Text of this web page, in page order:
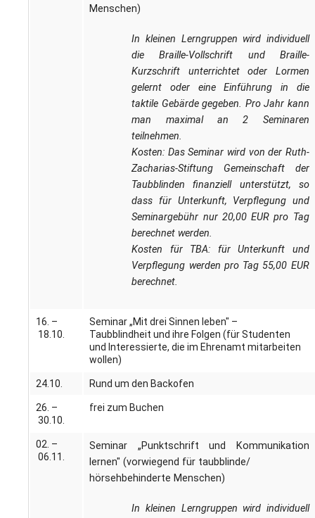
Menschen)
In kleinen Lerngruppen wird individuell
die Braille-Vollschrift und Braille-
Kurzschrift unterrichtet oder Lormen
gelernt oder eine Einführung in die
taktile Gebärde gegeben. Pro Jahr kann
man maximal an 2 Seminaren
teilnehmen.
Kosten: Das Seminar wird von der Ruth-
Zacharias-Stiftung Gemeinschaft der
Taubblinden finanziell unterstützt, so
dass für Unterkunft, Verpflegung und
Seminargebühr nur 20,00 EUR pro Tag
berechnet werden.
Kosten für TBA: für Unterkunft und
Verpflegung werden pro Tag 55,00 EUR
berechnet.
16. –
18.10.
Seminar „Mit drei Sinnen leben" –
Taubblindheit und ihre Folgen (für Studenten
und Interessierte, die im Ehrenamt mitarbeiten
wollen)
24.10. Rund um den Backofen
26. –
30.10.
frei zum Buchen
02. –
06.11.
Seminar „Punktschrift und Kommunikation
lernen" (vorwiegend für taubblinde/
hörsehbehinderte Menschen)
In kleinen Lerngruppen wird individuell